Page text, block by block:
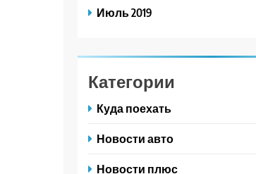
Июль 2019
Категории
Куда поехать
Новости авто
Новости плюс